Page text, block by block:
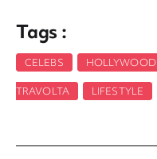
Tags :
CELEBS HOLLYWOOD
TRAVOLTA LIFESTYLE